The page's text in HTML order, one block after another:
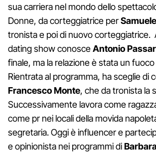
sua carriera nel mondo dello
Donne, da corteggiatrice per
tronista e poi di nuovo corteggiatrice.
dating show conosceAntonio
finale, ma la relazione è stata un fuoco
Rientrata al programma, ha sceglie di
Francesco Monte, che da tronista la
Successivamente lavora come
come pr nei locali della movida
segretaria. Oggi è influencer e
e opinionista nei programmi di